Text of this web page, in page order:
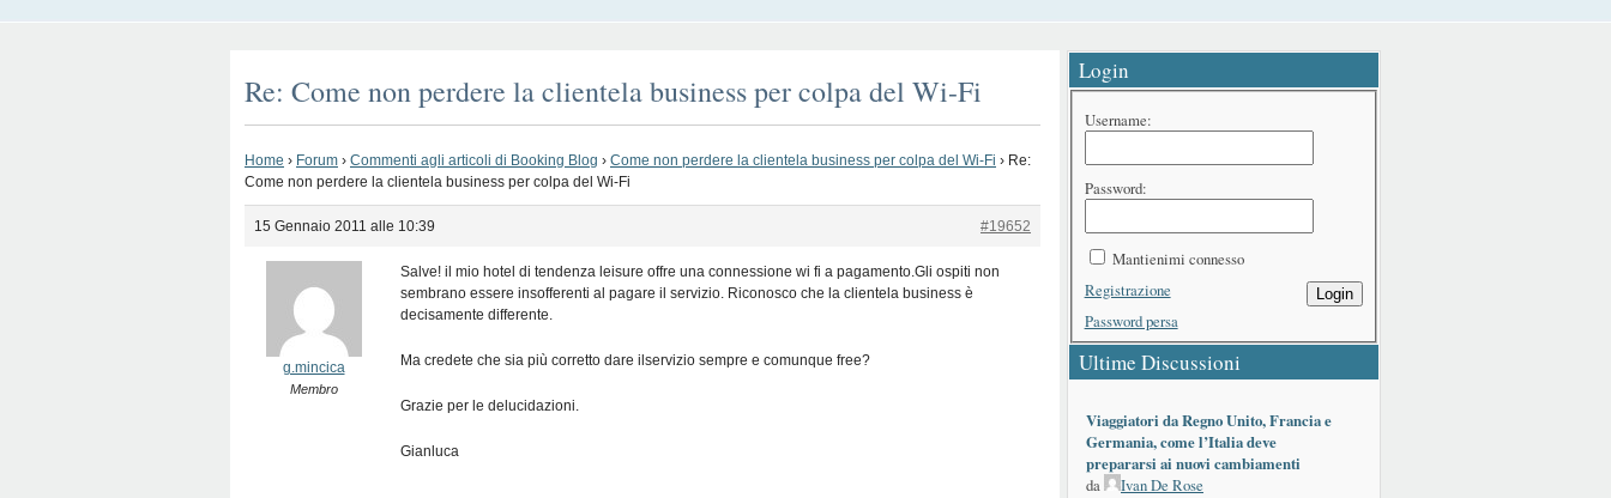
Re: Come non perdere la clientela business per colpa del Wi-Fi
Home › Forum › Commenti agli articoli di Booking Blog › Come non perdere la clientela business per colpa del Wi-Fi › Re:
Come non perdere la clientela business per colpa del Wi-Fi
15 Gennaio 2011 alle 10:39 #19652
g.mincica
Membro
Salve! il mio hotel di tendenza leisure offre una connessione wi fi a pagamento.Gli ospiti non
sembrano essere insofferenti al pagare il servizio. Riconosco che la clientela business è
decisamente differente.
Ma credete che sia più corretto dare ilservizio sempre e comunque free?
Grazie per le delucidazioni.
Gianluca
Login
Username:
Password:
Mantienimi connesso
Login
Registrazione
Password persa
Ultime Discussioni
Viaggiatori da Regno Unito, Francia e
Germania, come l’Italia deve
prepararsi ai nuovi cambiamenti
da
Ivan De Rose